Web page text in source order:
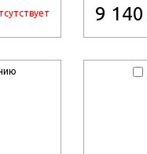
9 140